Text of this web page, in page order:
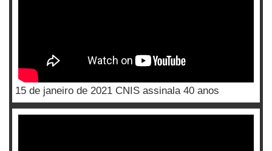
15 de janeiro de 2021 CNIS assinala 40 anos